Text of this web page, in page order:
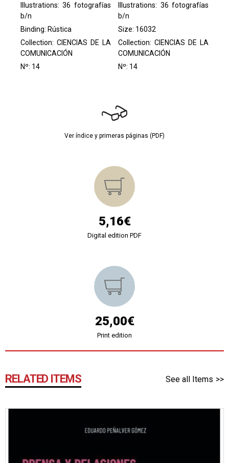
Illustrations: 36 fotografías
b/n
Binding: Rústica
Collection: CIENCIAS DE LA
COMUNICACIÓN
Nº: 14
Illustrations: 36 fotografías
b/n
Size: 16032
Collection:CIENCIAS DE LA
COMUNICACIÓN
Nº: 14
Ver índice y primeras páginas (PDF)
5,16€
Digital edition PDF
25,00€
Print edition
RELATED ITEMS See all Items